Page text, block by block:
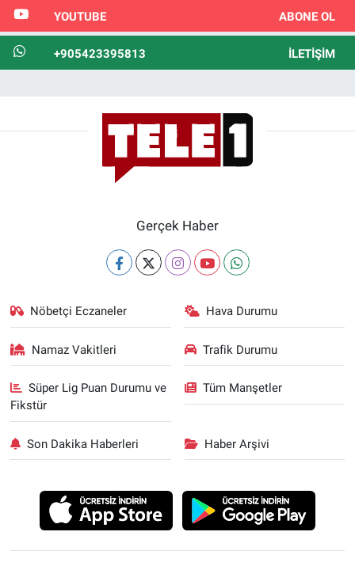
YOUTUBE ABONE OL
+905423395813 İLETIŞIM
Gerçek Haber
Nöbetçi Eczaneler Hava Durumu
Namaz Vakitleri Trafik Durumu
Süper Lig Puan Durumu ve
Fikstür
Tüm Manşetler
Son Dakika Haberleri Haber Arşivi